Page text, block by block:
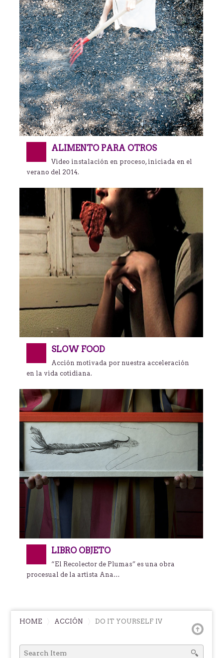
ALIMENTO PARA OTROS
Video instalación en proceso, iniciada en el
verano del 2014.
SLOW FOOD
Acción motivada por nuestra acceleración
en la vida cotidiana.
LIBRO OBJETO
“El Recolector de Plumas” es una obra
procesual de la artista Ana…
HOME ACCIÓN DO IT YOURSELF IV
SEARCH